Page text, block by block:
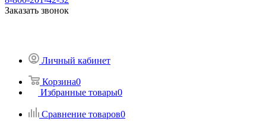
Заказать звонок
Личный кабинет
Корзина0
Избранные товары0
Сравнение товаров0